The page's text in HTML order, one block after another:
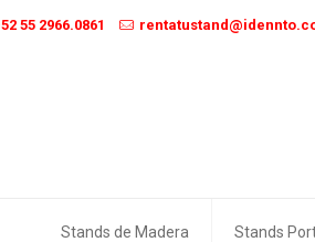
55 2966.0861
Stands de Madera Stands